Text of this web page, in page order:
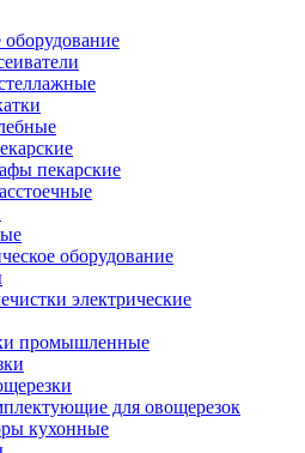
пекарские
оборудование
электрические
промышленные
для овощерезок
кухонные